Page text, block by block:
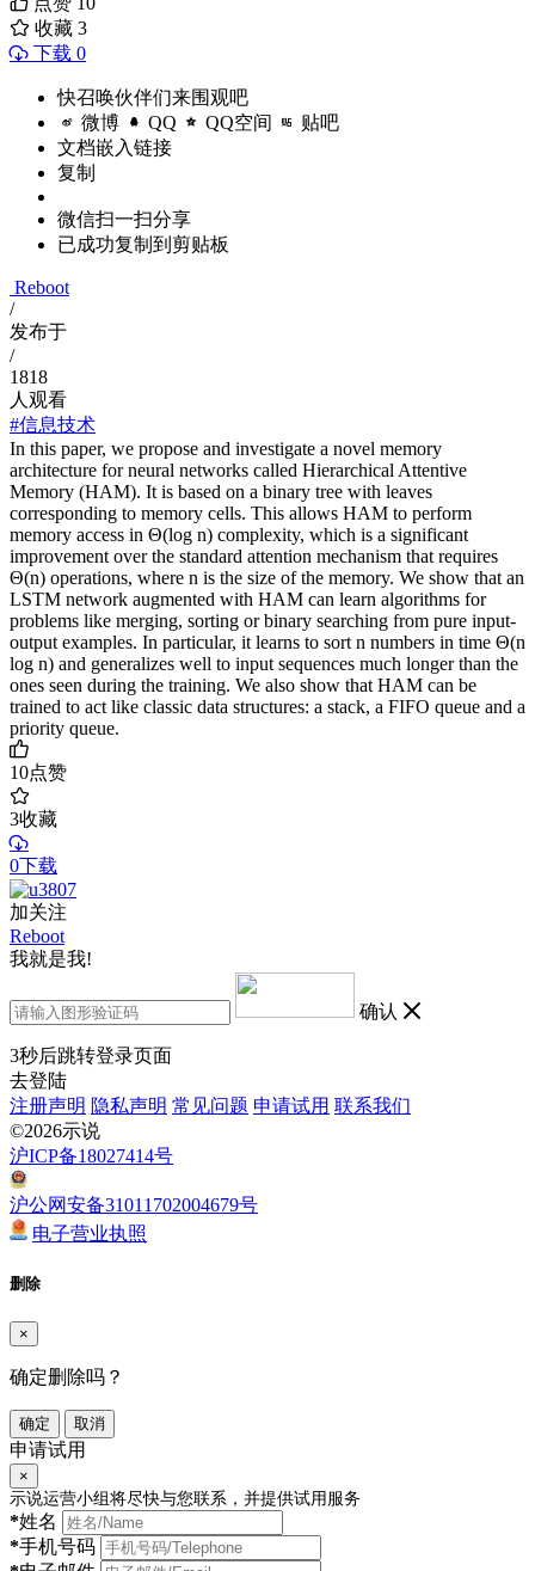
收藏 3
下载 0
快召唤伙伴们来围观吧
微博 QQ QQ空间 贴吧
文档嵌入链接
复制
微信扫一扫分享
已成功复制到剪贴板
Reboot
/
发布于
/
1818
人观看
#信息技术
In this paper, we propose and investigate a novel memory
architecture for neural networks called Hierarchical Attentive
Memory (HAM). It is based on a binary tree with leaves
corresponding to memory cells. This allows HAM to perform
memory access in Θ(log n) complexity, which is a significant
improvement over the standard attention mechanism that requires
Θ(n) operations, where n is the size of the memory. We show that an
LSTM network augmented with HAM can learn algorithms for
problems like merging, sorting or binary searching from pure input-
output examples. In particular, it learns to sort n numbers in time Θ(n
log n) and generalizes well to input sequences much longer than the
ones seen during the training. We also show that HAM can be
trained to act like classic data structures: a stack, a FIFO queue and a
priority queue.
10点赞
3收藏
0下载
加关注
Reboot
我就是我!
确认
3秒后跳转登录页面
去登陆
注册声明 隐私声明 常见问题 申请试用 联系我们
©2026示说
沪ICP备18027414号
沪公网安备31011702004679号
电子营业执照
删除
×
确定删除吗？
确定 取消
申请试用
×
示说运营小组将尽快与您联系，并提供试用服务
*姓名
*手机号码